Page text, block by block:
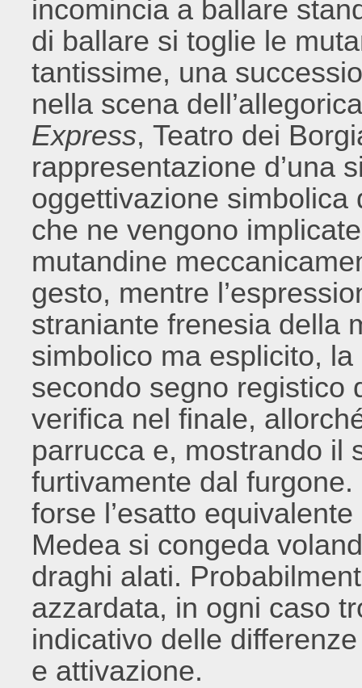
incomincia a ballare
di ballare si toglie le
tantissime, una
nella scena
Express, Teatro dei
rappresentazione d’una
oggettivazione
che ne vengono
mutandine
gesto, mentre
straniante frenesia della
simbolico ma esplicito,
secondo segno registico
verifica nel finale,
parrucca e, mostrando il
furtivamente dal
forse l’esatto
Medea si congeda
draghi alati.
azzardata, in ogni caso
indicativo delle
e attivazione.